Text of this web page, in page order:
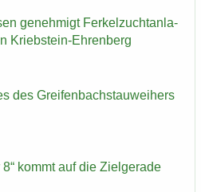
ge­neh­migt Fer­kel­zucht­an­la­
Kriebstein-​Ehrenberg
des Grei­fen­bach­stau­wei­hers
kommt auf die Ziel­ge­ra­de